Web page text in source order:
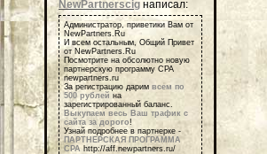
NewPartnerscig написал:
Администратор, приветики Вам от
NewPartners.Ru
И всем остальным, Общий Привет
от NewPartners.Ru
Посмотрите на обсолютно новую
партнерскую программу СРА
newpartners.ru
За регистрацию дарим всем по
500 рублей на
зарегистрированный баланс.
Выкупаем весь Ваш трафик с
сайта за дорого!
Узнай подробнее в партнерке -
ПАРТНЕРСКАЯ ПРОГРАММА
СРА http://aff.newpartners.ru/